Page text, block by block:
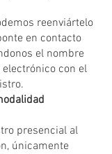
reenviártelo
en contacto
el nombre
con el
presencial al
únicamente